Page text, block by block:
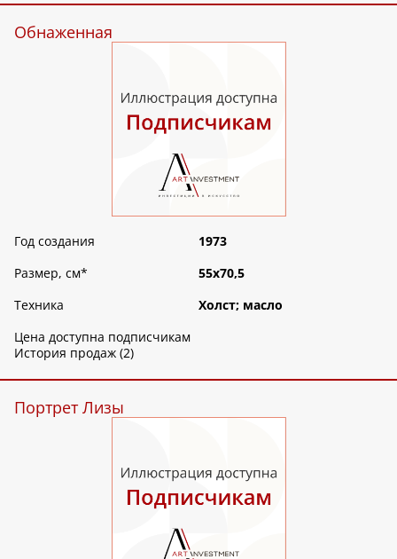
Обнаженная
Год создания
1973
Размер, см*
55х70,5
Техника
Холст; масло
Цена доступна подписчикам
История продаж (2)
Портрет Лизы